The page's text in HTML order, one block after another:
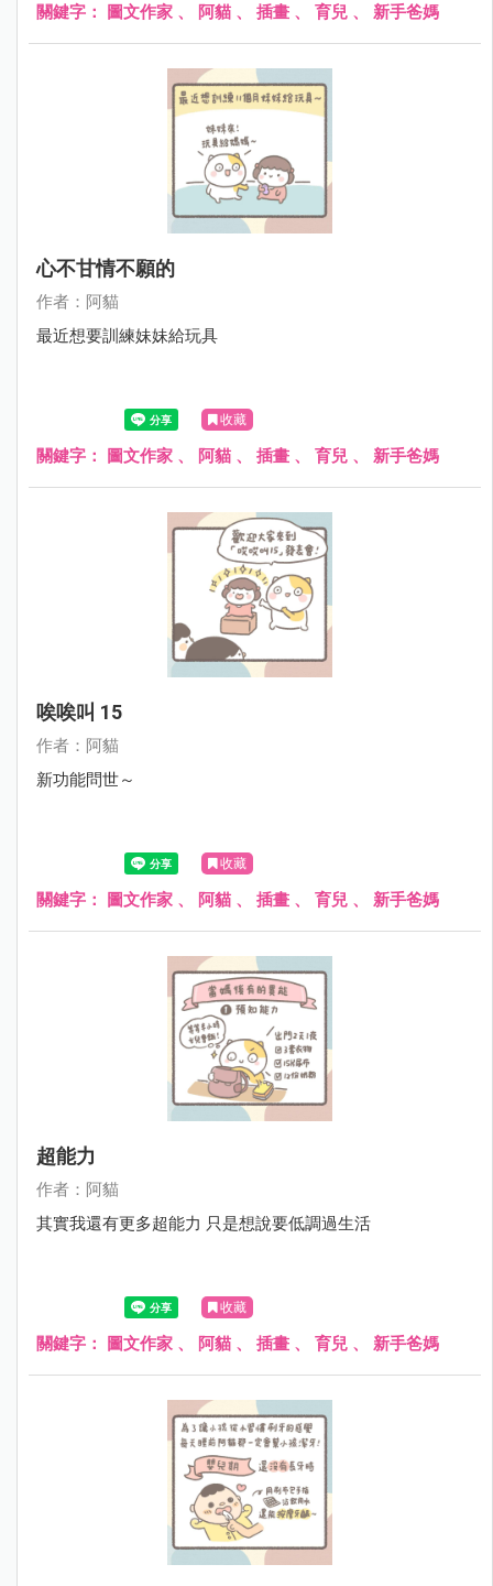
關鍵字： 圖文作家 、 阿貓 、 插畫 、 育兒 、 新手爸媽
心不甘情不願的
作者：阿貓
最近想要訓練妹妹給玩具
收藏
關鍵字： 圖文作家 、 阿貓 、 插畫 、 育兒 、 新手爸媽
唉唉叫 15
作者：阿貓
新功能問世～
收藏
關鍵字： 圖文作家 、 阿貓 、 插畫 、 育兒 、 新手爸媽
超能力
作者：阿貓
其實我還有更多超能力 只是想說要低調過生活
收藏
關鍵字： 圖文作家 、 阿貓 、 插畫 、 育兒 、 新手爸媽